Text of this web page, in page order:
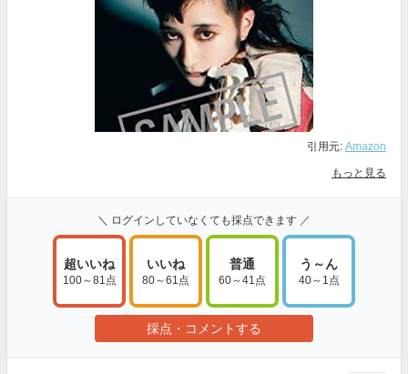
引用元: Amazon
もっと見る
＼ ログインしていなくても採点できます ／
超いいね
100～81点
いいね
80～61点
普通
60～41点
う～ん
40～1点
採点・コメントする